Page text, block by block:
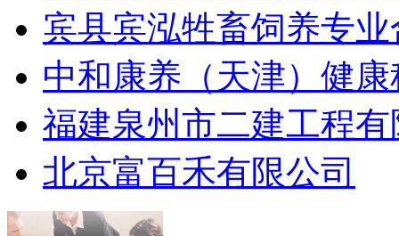
宾县宾泓牲畜饲养专
中和康养（天津）健
福建泉州市二建工程
北京富百禾有限公司